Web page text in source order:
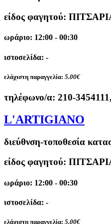
είδος φαγητού:
ωράριο: 12:00 - 00:30
ιστοσελίδα: -
ελάχιστη παραγγελία: 5.00€
τηλέφωνο/α: 210-
L'ARTIGIANO
διεύθνση-τοποθεσία
είδος φαγητού:
ωράριο: 12:00 - 00:30
ιστοσελίδα: -
ελάχιστη παραγγελία: 5.00€